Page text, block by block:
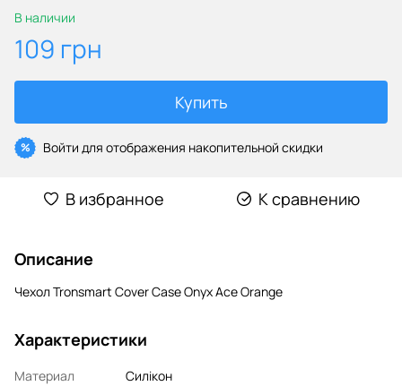
В наличии
109 грн
Купить
% Войти для отображения накопительной скидки
В избранное К сравнению
Описание
Чехол Tronsmart Cover Case Onyx Ace Orange
Характеристики
Материал
Силікон